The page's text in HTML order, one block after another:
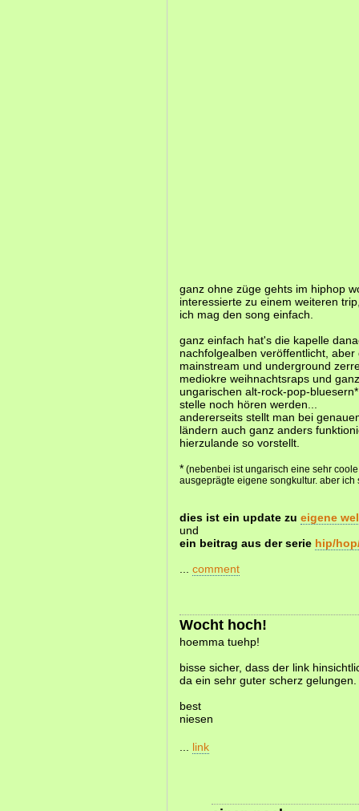
ganz ohne züge gehts im hiphop
interessierte zu einem weiteren
ich mag den song einfach.
ganz einfach hat's die kapelle
nachfolgealben veröffentlicht,
mainstream und underground
mediokre weihnachtsraps und
ungarischen alt-rock-pop-
stelle noch hören werden...
andererseits stellt man bei
ländern auch ganz anders
hierzulande so vorstellt.
* (nebenbei ist ungarisch eine sehr
ausgeprägte eigene songkultur. aber ich
dies ist ein update zu eigene
und
ein beitrag aus der serie hip/
comment
Wocht hoch!
hoemma tuehp!
bisse sicher, dass der link
da ein sehr guter scherz gelungen.
best
niesen
link